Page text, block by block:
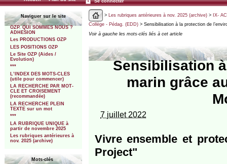
Se connecter
Naviguer sur le site
OZP. QUI SOMMES NOUS ?
ADHESION
Les PRODUCTIONS OZP
LES POSITIONS OZP
Le Site OZP (Aides /
Evolution)
***
L’INDEX DES MOTS-CLES
(utile pour commencer)
LA RECHERCHE PAR MOT-
CLE ET CROISEMENT
(recommandée)
LA RECHERCHE PLEIN
TEXTE sur un mot
***
LA RUBRIQUE UNIQUE à
partir de novembre 2025
Les rubriques antérieures à
nov. 2025 (archive)
Mots-clés
> Les rubriques antérieures à nov. 2025 (archive)> IX-
Collège - Pédag. (EDD)> Sensibilisation à la protection de
Voir à gauche les mots-clés liés à cet article
Sensibilisation
marin grâce
7 juillet 2022
Vivre ensemble et
Project"